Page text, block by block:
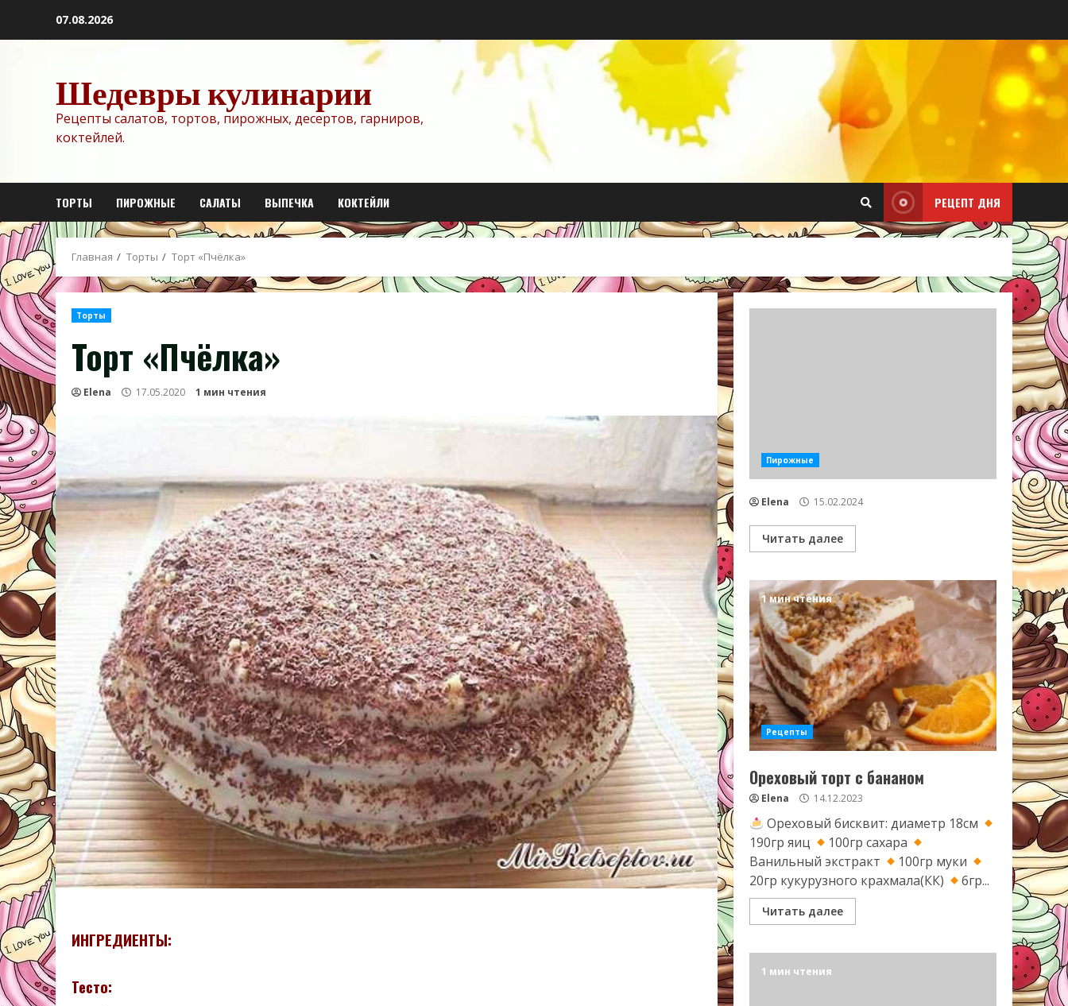
07.08.2026
Шедевры кулинарии
Рецепты салатов, тортов, пирожных, десертов, гарниров,
коктейлей.
ТОРТЫ ПИРОЖНЫЕ САЛАТЫ ВЫПЕЧКА КОКТЕЙЛИ РЕЦЕПТ ДНЯ
Главная Торты Торт «Пчёлка»
Торты
Торт «Пчёлка»
Elena 17.05.2020 1 мин чтения
ИНГРЕДИЕНТЫ:
Тесто:
Пирожные
Elena 15.02.2024
Читать далее
1 мин чтения
Рецепты
Ореховый торт с бананом
Elena 14.12.2023
Ореховый бисквит: диаметр 18см
190гр яиц
100гр сахара
Ванильный экстракт
100гр муки
20гр кукурузного крахмала(КК)
6гр...
Читать далее
1 мин чтения